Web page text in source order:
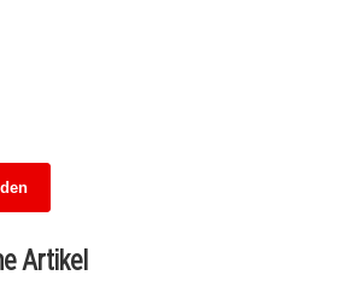
Artikel
im Verkehrsstau:
Handlungsbedarf für die